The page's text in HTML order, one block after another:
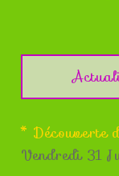
* Découverte
Vendredi 31